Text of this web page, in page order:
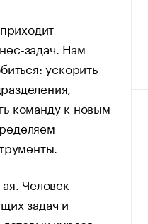
задач. Нам
ускорить
команду к новым
Человек
задач и